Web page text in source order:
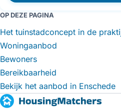
OP DEZE PAGINA
Het tuinstadconcept in de
Woningaanbod
Bewoners
Bereikbaarheid
Bekijk het aanbod in Enschede